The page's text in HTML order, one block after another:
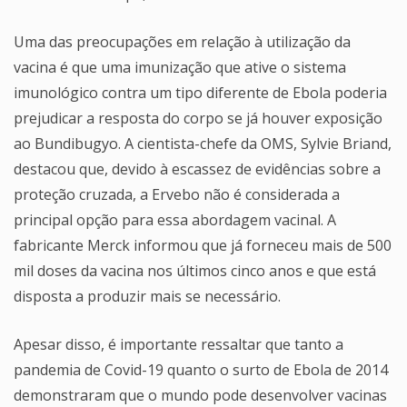
Uma das preocupações em relação à utilização da
vacina é que uma imunização que ative o sistema
imunológico contra um tipo diferente de Ebola poderia
prejudicar a resposta do corpo se já houver exposição
ao Bundibugyo. A cientista-chefe da OMS, Sylvie Briand,
destacou que, devido à escassez de evidências sobre a
proteção cruzada, a Ervebo não é considerada a
principal opção para essa abordagem vacinal. A
fabricante Merck informou que já forneceu mais de 500
mil doses da vacina nos últimos cinco anos e que está
disposta a produzir mais se necessário.
Apesar disso, é importante ressaltar que tanto a
pandemia de Covid-19 quanto o surto de Ebola de 2014
demonstraram que o mundo pode desenvolver vacinas